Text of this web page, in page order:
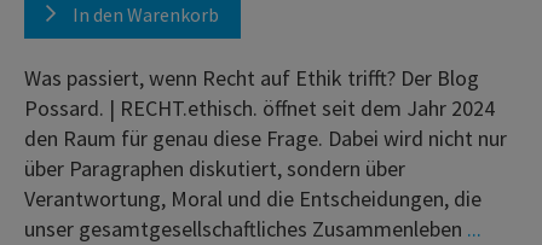
In den Warenkorb
Was passiert, wenn Recht auf Ethik trifft? Der Blog
Possard. | RECHT.ethisch. öffnet seit dem Jahr 2024
den Raum für genau diese Frage. Dabei wird nicht nur
über Paragraphen diskutiert, sondern über
Verantwortung, Moral und die Entscheidungen, die
unser gesamtgesellschaftliches Zusammenleben ...